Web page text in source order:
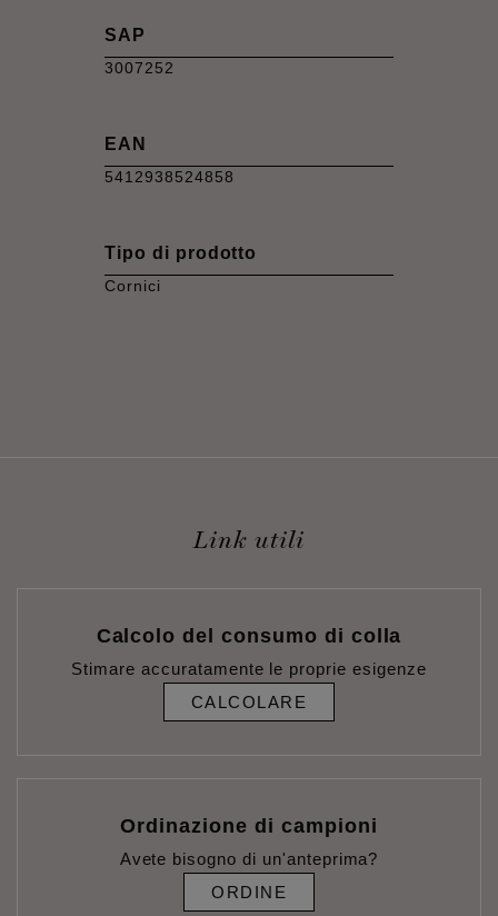
SAP
3007252
EAN
5412938524858
Tipo di prodotto
Cornici
Link utili
Calcolo del consumo di colla
Stimare accuratamente le proprie esigenze
CALCOLARE
Ordinazione di campioni
Avete bisogno di un'anteprima?
ORDINE